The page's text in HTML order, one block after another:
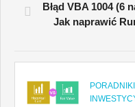
Błąd VBA 1004 (6
Jak naprawić